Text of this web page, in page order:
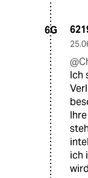
6G
Ich
ich